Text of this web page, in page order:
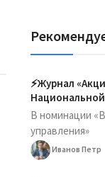
⚡️Журнал
В номинации
управления»
Иванов Петр